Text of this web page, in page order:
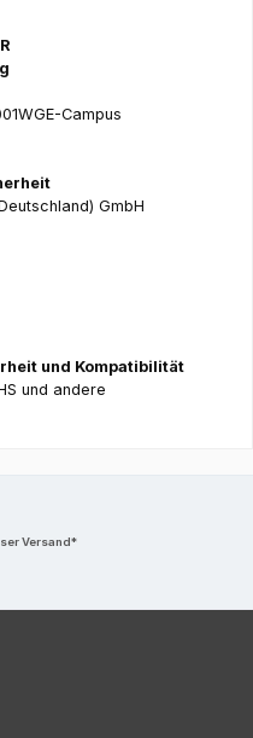
Campus
GmbH
und Kompatibilität
und andere
Versand*